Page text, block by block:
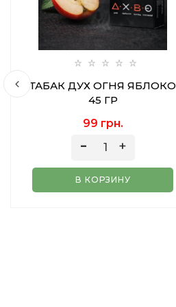
ТАБАК ДУХ ОГНЯ ЯБЛОКО
45 ГР
99 грн.
В КОРЗИНУ